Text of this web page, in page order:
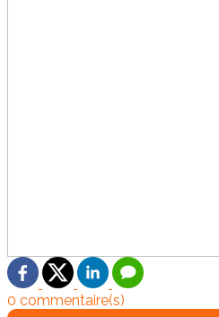
0 commentaire(s)